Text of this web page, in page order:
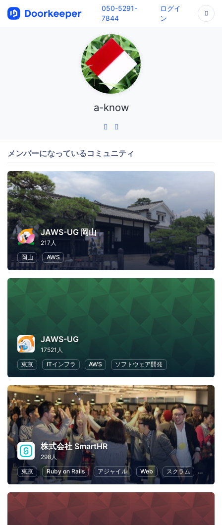
050-5291-
7844
ログイ
ン
a-know
メンバーになっているコミュニティ
JAWS-UG 岡山
217人
岡山
AWS
JAWS-UG
17521人
東京
ITインフラ AWS ソフトウェア開発
株式会社 SmartHR
298人
東京
Ruby on Rails アジャイル Web スクラム